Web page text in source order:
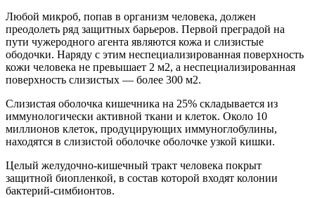
Любой микроб, попав в организм человека, должен
преодолеть ряд защитных барьеров. Первой преградой на
пути чужеродного агента являются кожа и слизистые
ободочки. Наряду с этим неспециализированная поверхность
кожи человека не превышает 2 м2, а неспециализированная
поверхность слизистых — более 300 м2.
Слизистая оболочка кишечника на 25% складывается из
иммунологически активной ткани и клеток. Около 10
миллионов клеток, продуцирующих иммуноглобулины,
находятся в слизистой оболочке оболочке узкой кишки.
Целый желудочно-кишечный тракт человека покрыт
защитной биопленкой, в состав которой входят колонии
бактерий-симбионтов.